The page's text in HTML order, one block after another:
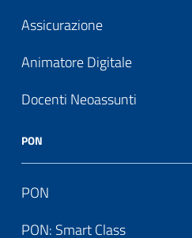
Assicurazione
Animatore Digitale
Docenti Neoassunti
PON
PON
PON: Smart Class